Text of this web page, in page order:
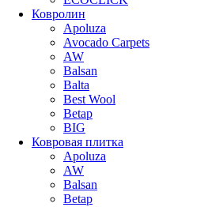
Ковролин
Apoluza
Avocado Carpets
AW
Balsan
Balta
Best Wool
Betap
BIG
Ковровая плитка
Apoluza
AW
Balsan
Betap